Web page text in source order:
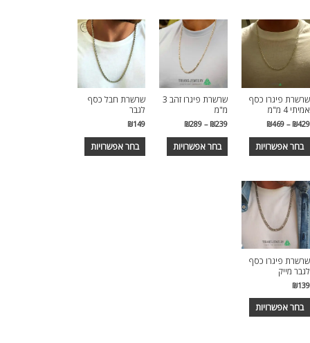
מספר
סוגים.
האפשרויות
מספר
סוגים.
את
האפשרויות
מספר
ניתן
את
שרשרת פיגרו כסף
אמיתי 4 מ"מ
₪429
–
₪469
עד
בחר אפשרויות
למוצר
זה
מספר
סוגים.
ניתן
את
האפשרויות
שרשרת פיגרו זהב 3
מ"מ
₪239
–
₪289 טווח
עד
בחר אפשרויות
למוצר
זה
שרשרת חבל כסף
לגבר
₪149
בחר אפשרויות
למוצר
זה
שרשרת פיגרו כסף
לגבר מייק
₪139
בחר אפשרויות
למוצר
זה